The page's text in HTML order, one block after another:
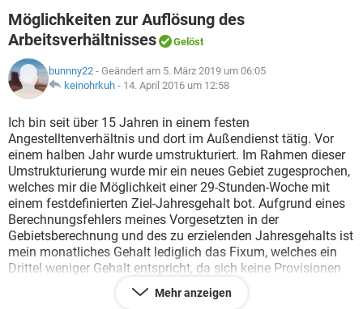
LEXIKON
Möglichkeiten zur Auflösung des
Arbeitsverhältnisses
Gelöst
bunnny22 - Geändert am 5. März 2019 um 06:05
keinohrkuh - 14. April 2016 um 12:58
Ich bin seit über 15 Jahren in einem festen
Angestelltenverhältnis und dort im Außendienst tätig. Vor
einem halben Jahr wurde umstrukturiert. Im Rahmen dieser
Umstrukturierung wurde mir ein neues Gebiet zugesprochen,
welches mir die Möglichkeit einer 29-Stunden-Woche mit
einem festdefinierten Ziel-Jahresgehalt bot. Aufgrund eines
Berechnungsfehlers meines Vorgesetzten in der
Gebietsberechnung und des zu erzielenden Jahresgehalts ist
mein monatliches Gehalt lediglich das Fixum, welches ein
Drittel weniger Gehalt entspricht, da sich keine Provisionen
erarbeiten lassen. Dies habe ich nachweislich dem
übergeordneten Verantwortlichen dargelegt. Seither werde
Mehr anzeigen